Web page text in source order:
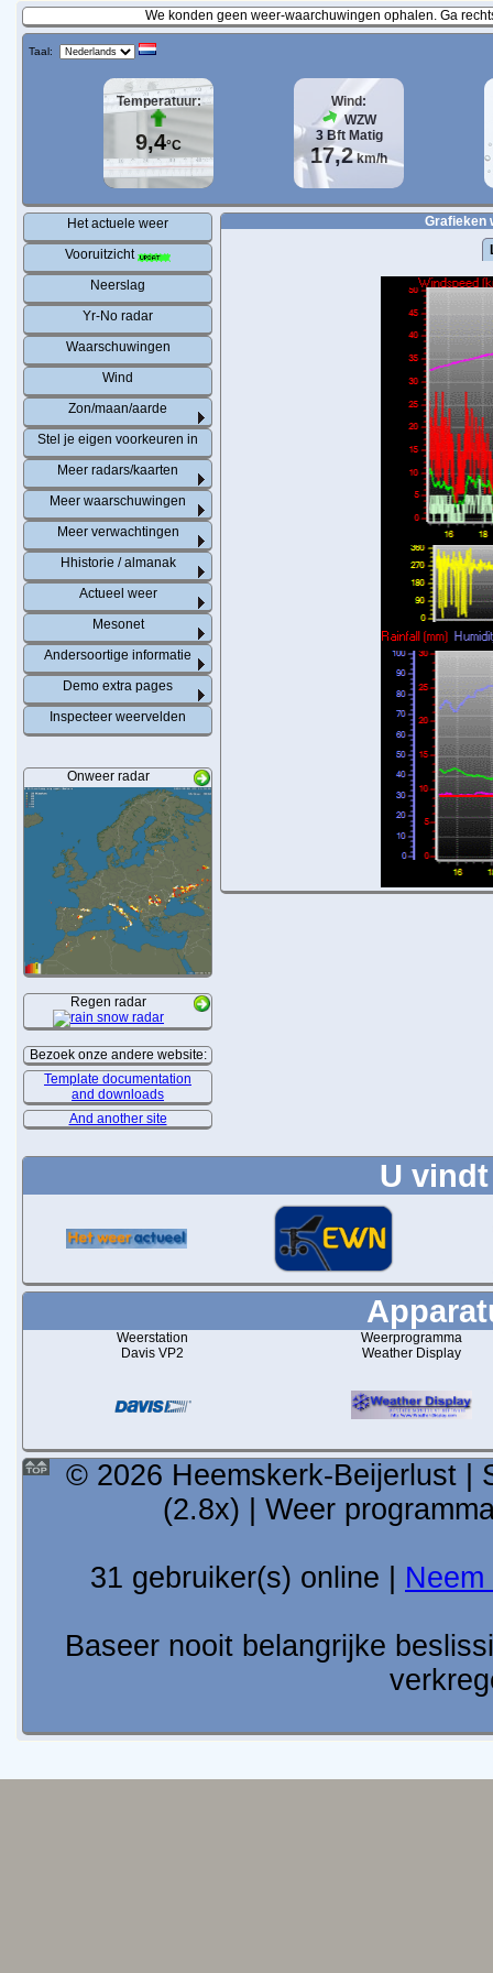
We konden geen weer-waarchuwingen ophalen. Ga
Taal:
Temperatuur:
9,4°C
Wind:
WZW
3Bft Matig
17,2km/h
Het actuele weer
Vooruitzicht
Neerslag
Yr-No radar
Waarschuwingen
Wind
Zon/maan/aarde
Stel je eigen voorkeuren in
Meer radars/kaarten
Meer waarschuwingen
Meer verwachtingen
Hhistorie / almanak
Actueel weer
Mesonet
Andersoortige informatie
Demo extra pages
Inspecteer weervelden
Onweer radar
Regen radar
Bezoek onze andere website:
Template documentation
and downloads
And another site
Grafieken
U
Weerstation
Davis VP2
Weerprogramma
Weather Display
© 2026 Heemskerk-Beijerlust |
(2.8x) | Weer
31 gebruiker(s) online |
Baseer nooit belangrijke